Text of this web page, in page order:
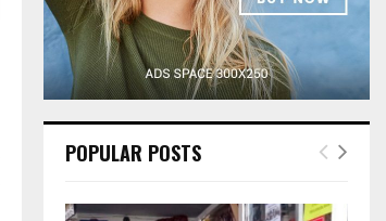
POPULAR POSTS